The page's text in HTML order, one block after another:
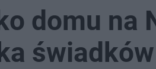
domu na